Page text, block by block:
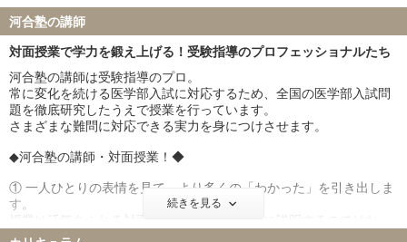
熊本大学 20名
和歌山県立医科大学 24名
群馬大学 24名
富山大学 22名
岐阜大学 55名
鹿児島大学 15名
山口大学 27名
香川大学 12名
高知大学 22名
福井大学 34名
宮崎大学 17名
弘前大学 21名
琉球大学 17名
札幌医科大学 27名
鳥取大学 30名
徳島大学 23名
秋田大学 41名
山形大学 31名
河合塾の講師
対面授業で学力を鍛え上げる！受験指導のプロフェッショナルたち
河合塾の講師は受験指導のプロ。
常に変化を続ける医学部入試に対応するため、全国の医学部入試問
題を徹底研究したうえで授業を行っています。
さまざまな難問に対応できる実力を身につけさせます。
◆河合塾の講師・対面授業！◆
① 一人ひとりの表情を見て、より多くの「わかった」を引き出しま
す。
授業は活気あふれる対面授業。講師は一方的に説明するのではな
く、塾生一人ひとりの反応をしっかり見て理解しているかを確認し
続きを見る